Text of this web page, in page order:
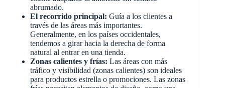
abrumado.
El recorrido principal: Guía a los clientes a
través de las áreas más importantes.
Generalmente, en los países occidentales,
tendemos a girar hacia la derecha de forma
natural al entrar en una tienda.
Zonas calientes y frías: Las áreas con más
tráfico y visibilidad (zonas calientes) son ideales
para productos estrella o promociones. Las zonas